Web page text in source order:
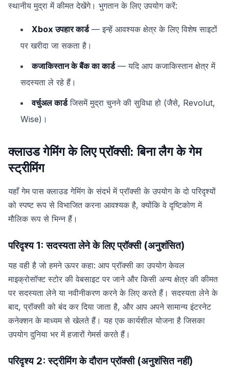
स्थानीय मुद्रा में कीमत देखेंगे। भुगतान के लिए उपयोग करें:
Xbox उपहार कार्ड— इन्हें आवश्यक क्षेत्र के लिए विशेष साइटों
पर खरीदा जा सकता है।
कजाकिस्तान के बैंक का कार्ड— यदि आप कजाकिस्तान क्षेत्र में
सदस्यता ले रहे हैं।
वर्चुअल कार्डजिसमें मुद्रा चुनने की सुविधा हो (जैसे, Revolut,
Wise)।
क्लाउड गेमिंग के लिए प्रॉक्सी: बिना लैग के गेम
स्ट्रीमिंग
यहाँ गेम पास क्लाउड गेमिंग के संदर्भ में प्रॉक्सी के उपयोग के दो परिदृश्यों
को स्पष्ट रूप से विभाजित करना आवश्यक है, क्योंकि वे दृष्टिकोण में
मौलिक रूप से भिन्न हैं।
परिदृश्य 1: सदस्यता लेने के लिए प्रॉक्सी (अनुशंसित)
यह वही है जो हमने ऊपर कहा: आप प्रॉक्सी का उपयोग केवल
माइक्रोसॉफ्ट स्टोर की वेबसाइट पर जाने और किसी अन्य क्षेत्र की कीमत
पर सदस्यता लेने या नवीनीकरण करने के लिए करते हैं। सदस्यता लेने के
बाद, प्रॉक्सी को बंद कर दिया जाता है, और आप अपने सामान्य इंटरनेट
कनेक्शन के माध्यम से खेलते हैं। यह एक कार्यशील योजना है जिसका
उपयोग दुनिया भर में हजारों गेमर्स करते हैं।
परिदृश्य 2: स्ट्रीमिंग के दौरान प्रॉक्सी (अनुशंसित नहीं)